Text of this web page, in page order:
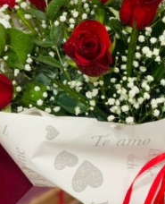
AÑADIR AL CARRITO /